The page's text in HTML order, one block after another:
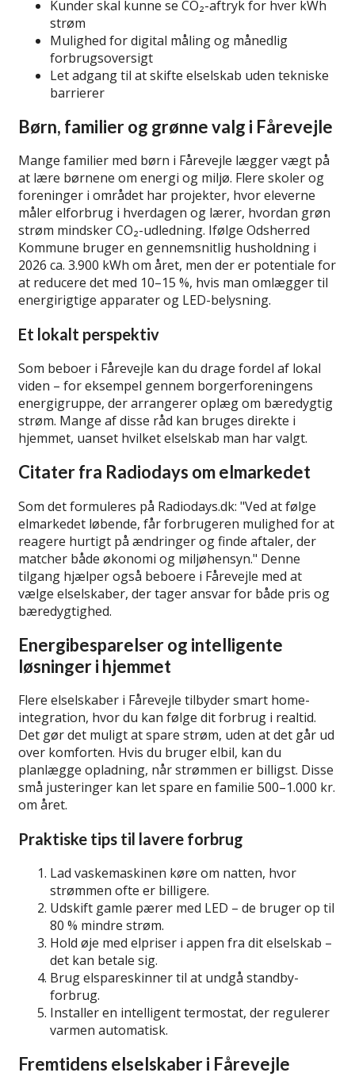
Kunder skal kunne se CO₂-aftryk for hver kWh
strøm
Mulighed for digital måling og månedlig
forbrugsoversigt
Let adgang til at skifte elselskab uden tekniske
barrierer
Børn, familier og grønne valg i Fårevejle
Mange familier med børn i Fårevejle lægger vægt på
at lære børnene om energi og miljø. Flere skoler og
foreninger i området har projekter, hvor eleverne
måler elforbrug i hverdagen og lærer, hvordan grøn
strøm mindsker CO₂-udledning. Ifølge Odsherred
Kommune bruger en gennemsnitlig husholdning i
2026 ca. 3.900 kWh om året, men der er potentiale for
at reducere det med 10–15 %, hvis man omlægger til
energirigtige apparater og LED-belysning.
Et lokalt perspektiv
Som beboer i Fårevejle kan du drage fordel af lokal
viden – for eksempel gennem borgerforeningens
energigruppe, der arrangerer oplæg om bæredygtig
strøm. Mange af disse råd kan bruges direkte i
hjemmet, uanset hvilket elselskab man har valgt.
Citater fra Radiodays om elmarkedet
Som det formuleres på Radiodays.dk: Ved at følge
elmarkedet løbende, får forbrugeren mulighed for at
reagere hurtigt på ændringer og finde aftaler, der
matcher både økonomi og miljøhensyn. Denne
tilgang hjælper også beboere i Fårevejle med at
vælge elselskaber, der tager ansvar for både pris og
bæredygtighed.
Energibesparelser og intelligente
løsninger i hjemmet
Flere elselskaber i Fårevejle tilbyder smart home-
integration, hvor du kan følge dit forbrug i realtid.
Det gør det muligt at spare strøm, uden at det går ud
over komforten. Hvis du bruger elbil, kan du
planlægge opladning, når strømmen er billigst. Disse
små justeringer kan let spare en familie 500–1.000 kr.
om året.
Praktiske tips til lavere forbrug
Lad vaskemaskinen køre om natten, hvor
strømmen ofte er billigere.
Udskift gamle pærer med LED – de bruger op til
80 % mindre strøm.
Hold øje med elpriser i appen fra dit elselskab –
det kan betale sig.
Brug elspareskinner til at undgå standby-
forbrug.
Installer en intelligent termostat, der regulerer
varmen automatisk.
Fremtidens elselskaber i Fårevejle